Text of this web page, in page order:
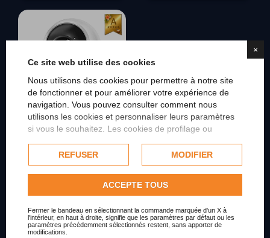
×
Ce site web utilise des cookies
Nous utilisons des cookies pour permettre à notre site
de fonctionner et pour améliorer votre expérience de
navigation. Vous pouvez consulter comment nous
utilisons les cookies et personnaliser leurs paramètres
si vous le souhaitez. Les cookies de profilage ou
consentement de l'utilisateur et, si cela est permis, ils
peuvent être utilisés pour personnaliser la publicité.
Pour plus d'informations sur la façon dont Google utilise
les données collectées, veuillez consulter la
Consulter les informations complètes sur les
cookies.
REFUSER MODIFIER
ACCEPTE TOUS
Fermer le bandeau en sélectionnant la commande marquée d'un X à
l'intérieur, en haut à droite, signifie que les paramètres par défaut ou les
paramètres précédemment sélectionnés restent, sans apporter de
modifications.
BABY MONITOR
VIDEOCAMERA SCHERMO 5.0"
BATTERIA VISIONE NOTTURNA
90,00